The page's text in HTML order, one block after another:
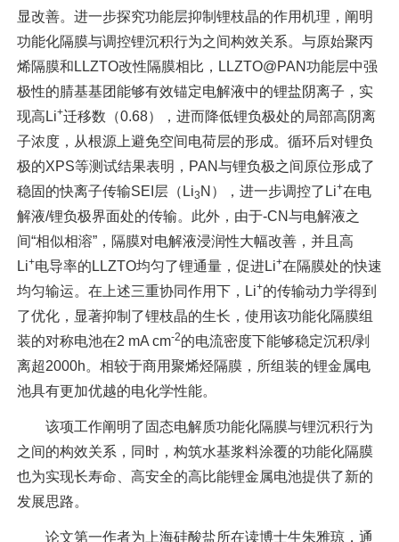
显改善。进一步探究功能层抑制锂枝晶的作用机理，阐明
功能化隔膜与调控锂沉积行为之间构效关系。与原始聚丙
烯隔膜和LLZTO改性隔膜相比，LLZTO@PAN功能层中强
极性的腈基基团能够有效锚定电解液中的锂盐阴离子，实
现高Li+迁移数（0.68），进而降低锂负极处的局部高阴离
子浓度，从根源上避免空间电荷层的形成。循环后对锂负
极的XPS等测试结果表明，PAN与锂负极之间原位形成了
稳固的快离子传输SEI层（Li3 N），进一步调控了Li+在电
解液/锂负极界面处的传输。此外，由于-CN与电解液之
间“相似相溶”，隔膜对电解液浸润性大幅改善，并且高
Li+电导率的LLZTO均匀了锂通量，促进Li+在隔膜处的快速
均匀输运。在上述三重协同作用下，Li+的传输动力学得到
了优化，显著抑制了锂枝晶的生长，使用该功能化隔膜组
装的对称电池在2 mA cm-2的电流密度下能够稳定沉积/剥
离超2000h。相较于商用聚烯烃隔膜，所组装的锂金属电
池具有更加优越的电化学性能。
该项工作阐明了固态电解质功能化隔膜与锂沉积行为
之间的构效关系，同时，构筑水基浆料涂覆的功能化隔膜
也为实现长寿命、高安全的高比能锂金属电池提供了新的
发展思路。
论文第一作者为上海硅酸盐所在读博士生朱雅琼，通